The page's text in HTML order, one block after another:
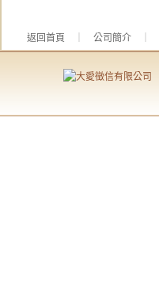
返回首頁 公司簡介